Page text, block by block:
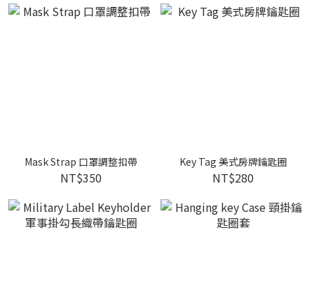
Mask Strap 口罩調整扣帶
NT$350
Key Tag 美式房牌鑰匙圈
NT$280